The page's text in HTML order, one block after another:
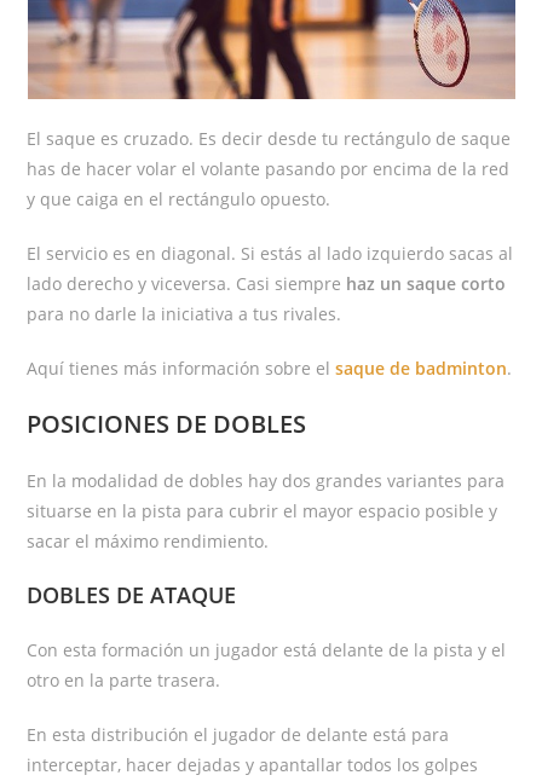
El saque es cruzado. Es decir desde tu rectángulo de saque
has de hacer volar el volante pasando por encima de la red
y que caiga en el rectángulo opuesto.
El servicio es en diagonal. Si estás al lado izquierdo sacas al
lado derecho y viceversa. Casi siempre haz un saque corto
para no darle la iniciativa a tus rivales.
Aquí tienes más información sobre elsaque de badminton.
POSICIONES DE DOBLES
En la modalidad de dobles hay dos grandes variantes para
situarse en la pista para cubrir el mayor espacio posible y
sacar el máximo rendimiento.
DOBLES DE ATAQUE
Con esta formación un jugador está delante de la pista y el
otro en la parte trasera.
En esta distribución el jugador de delante está para
interceptar, hacer dejadas y apantallar todos los golpes